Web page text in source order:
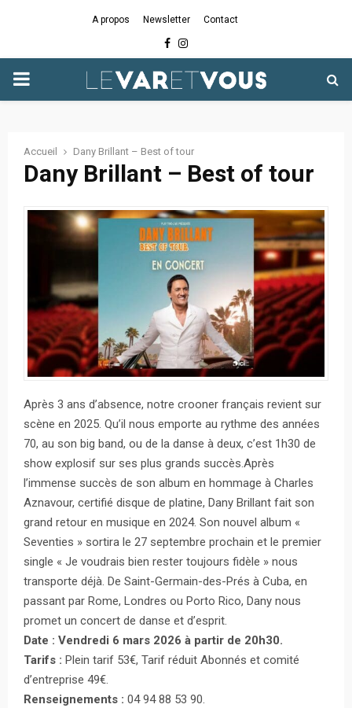
A propos Newsletter Contact
Facebook
Instagram
PRIMARY
Accueil Dany Brillant – Best of tour
Dany Brillant – Best of tour
Après 3 ans d’absence, notre crooner français revient sur
scène en 2025. Qu’il nous emporte au rythme des années
70, au son big band, ou de la danse à deux, c’est 1h30 de
show explosif sur ses plus grands succès.Après
l’immense succès de son album en hommage à Charles
Aznavour, certifié disque de platine, Dany Brillant fait son
grand retour en musique en 2024. Son nouvel album «
Seventies » sortira le 27 septembre prochain et le premier
single « Je voudrais bien rester toujours fidèle » nous
transporte déjà. De Saint-Germain-des-Prés à Cuba, en
passant par Rome, Londres ou Porto Rico, Dany nous
promet un concert de danse et d’esprit.
Date : Vendredi 6 mars 2026 à partir de 20h30.
Tarifs : Plein tarif 53€, Tarif réduit Abonnés et comité
d’entreprise 49€.
Renseignements : 04 94 88 53 90.